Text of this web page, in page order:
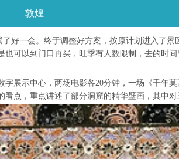
敦煌
好一会。终于调整好方案，按原计划进入了
可以到门口再买，旺季有人数限制，去的时
展示中心，两场电影各20分钟，一场《千年
点，重点讲述了部分洞窟的精华壁画，其中对